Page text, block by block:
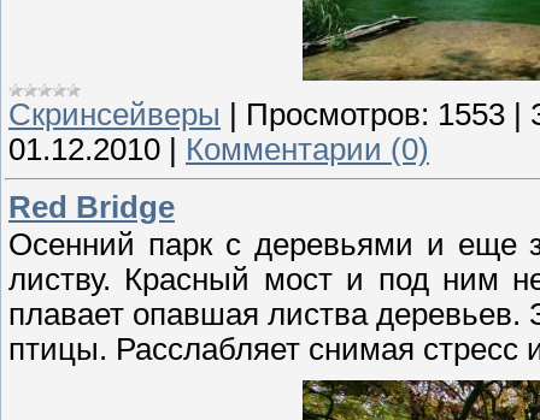
Скринсейверы Просмотров: 1553
01.12.2010
Комментарии (0)
Red Bridge
Осенний парк с деревьями и еще
листву. Красный мост и под ним
плавает опавшая листва
птицы. Расслабляет снимая стресс